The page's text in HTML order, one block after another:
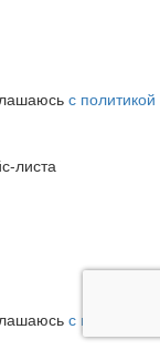
с политикой
листа
с политикой